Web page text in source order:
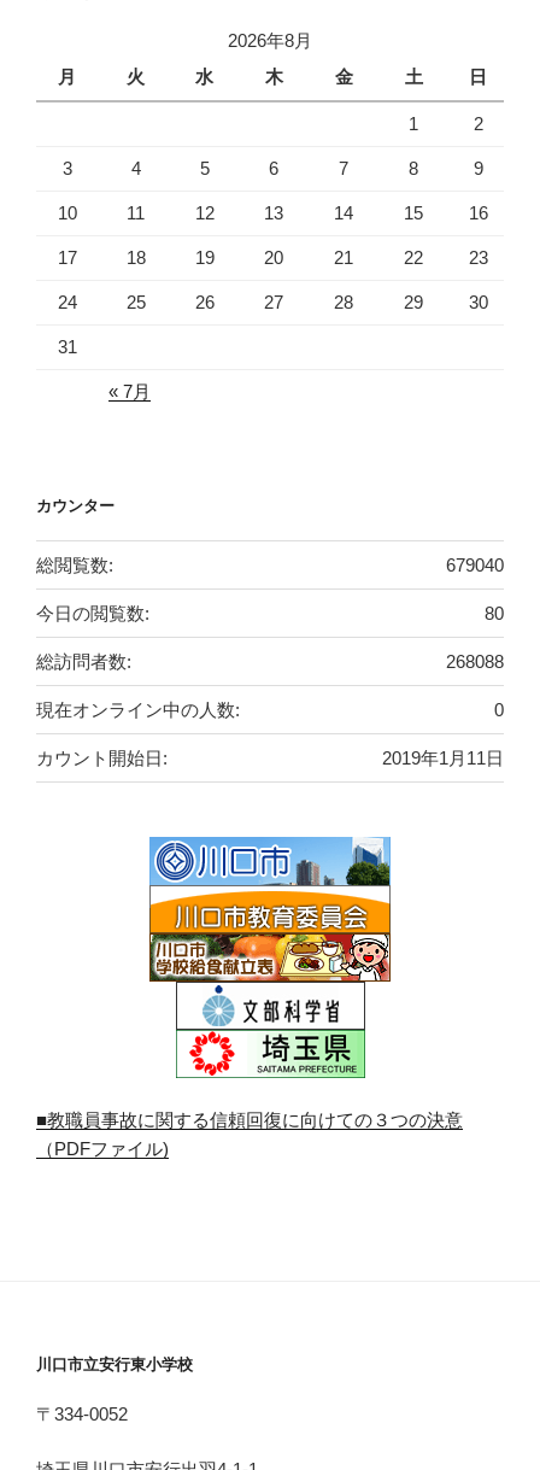
2026年8月
月
火 水 木 金 土 日
1 2
3 4 5 6 7 8 9
10 11 12 13 14 15 16
17 18 19 20 21 22 23
24 25 26 27 28 29 30
31
« 7月
カウンター
679040
総閲覧数:
80
今日の閲覧数:
268088
総訪問者数:
0
現在オンライン中の人数:
2019年1月11日
カウント開始日:
■教職員事故に関する信頼回復に向けての３つの決意
（PDFファイル)
川口市立安行東小学校
〒334-0052